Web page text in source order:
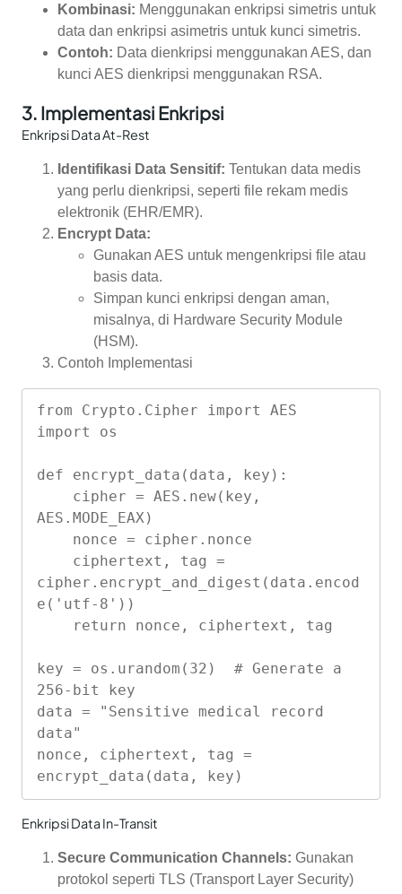
Kombinasi: Menggunakan enkripsi simetris untuk
data dan enkripsi asimetris untuk kunci simetris.
Contoh: Data dienkripsi menggunakan AES, dan
kunci AES dienkripsi menggunakan RSA.
3. Implementasi Enkripsi
Enkripsi Data At-Rest
Identifikasi Data Sensitif: Tentukan data medis
yang perlu dienkripsi, seperti file rekam medis
elektronik (EHR/EMR).
Encrypt Data:
Gunakan AES untuk mengenkripsi file atau
basis data.
Simpan kunci enkripsi dengan aman,
misalnya, di Hardware Security Module
(HSM).
Contoh Implementasi
from Crypto.Cipher import AES
import os
def encrypt_data(data, key):
AES.MODE_EAX)
cipher.encrypt_and_digest(data.encod
e('utf-8'))
key = os.urandom(32)  # Generate a
256-bit key
data = "Sensitive medical record
data"
nonce, ciphertext, tag =
Enkripsi Data In-Transit
Secure Communication Channels: Gunakan
protokol seperti TLS (Transport Layer Security)